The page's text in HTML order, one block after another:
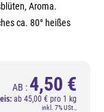
Aroma.
ca. 80° heißes
AB : 4,50 €
ab 45,00 € pro 1 kg
inkl. 7% USt.,